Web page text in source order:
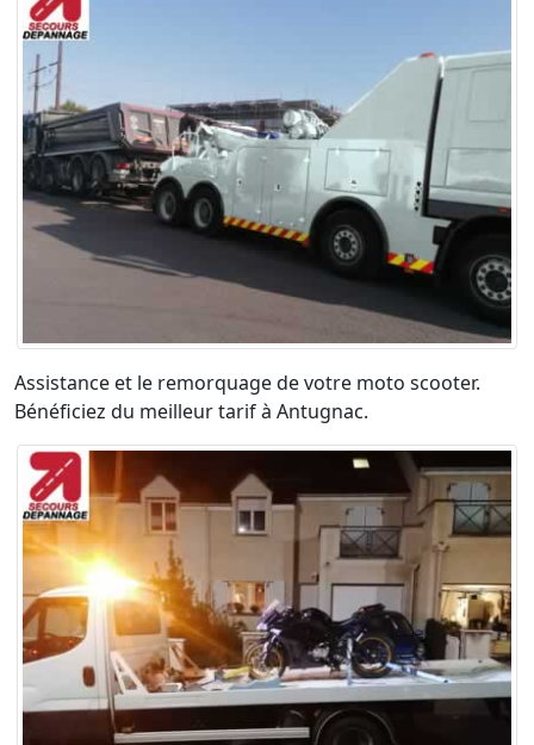
Assistance et le remorquage de votre moto scooter.
Bénéficiez du meilleur tarif à Antugnac.